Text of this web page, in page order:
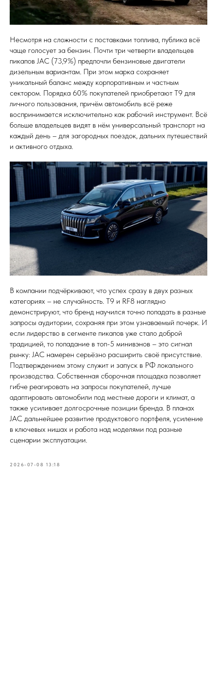
Несмотря на сложности с поставками топлива, публика всё
чаще голосует за бензин. Почти три четверти владельцев
пикапов JAC (73,9%) предпочли бензиновые двигатели
дизельным вариантам. При этом марка сохраняет
уникальный баланс между корпоративным и частным
сектором. Порядка 60% покупателей приобретают T9 для
личного пользования, причём автомобиль всё реже
воспринимается исключительно как рабочий инструмент. Всё
больше владельцев видят в нём универсальный транспорт на
каждый день – для загородных поездок, дальних путешествий
и активного отдыха.
В компании подчёркивают, что успех сразу в двух разных
категориях – не случайность. Т9 и RF8 наглядно
демонстрируют, что бренд научился точно попадать в разные
запросы аудитории, сохраняя при этом узнаваемый почерк. И
если лидерство в сегменте пикапов уже стало доброй
традицией, то попадание в топ-5 минивэнов – это сигнал
рынку: JAC намерен серьёзно расширить своё присутствие.
Подтверждением этому служит и запуск в РФ локального
производства. Собственная сборочная площадка позволяет
гибче реагировать на запросы покупателей, лучше
адаптировать автомобили под местные дороги и климат, а
также усиливает долгосрочные позиции бренда. В планах
JAC дальнейшее развитие продуктового портфеля, усиление
в ключевых нишах и работа над моделями под разные
сценарии эксплуатации.
2026-07-08 13:18